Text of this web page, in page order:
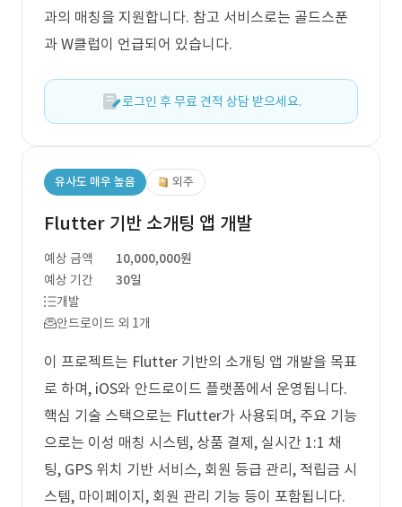
과의 매칭을 지원합니다. 참고 서비스로는 골드스푼
과 W클럽이 언급되어 있습니다.
로그인 후 무료 견적 상담 받으세요.
유사도 매우 높음 외주
Flutter 기반 소개팅 앱 개발
예상 금액
10,000,000원
예상 기간
30일
개발
안드로이드 외 1개
이 프로젝트는 Flutter 기반의 소개팅 앱 개발을 목표
로 하며, iOS와 안드로이드 플랫폼에서 운영됩니다.
핵심 기술 스택으로는 Flutter가 사용되며, 주요 기능
으로는 이성 매칭 시스템, 상품 결제, 실시간 1:1 채
팅, GPS 위치 기반 서비스, 회원 등급 관리, 적립금 시
스템, 마이페이지, 회원 관리 기능 등이 포함됩니다.